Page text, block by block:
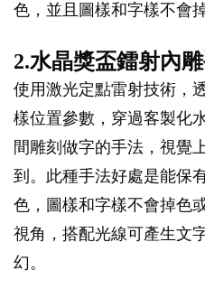
色，並且圖樣和字樣不會
2.水晶獎盃鐳射內
使用激光定點雷射技術，
樣位置參數，穿過客製化
間雕刻做字的手法，視覺
到。此種手法好處是能保
色，圖樣和字樣不會掉色
視角，搭配光線可產生文
幻。